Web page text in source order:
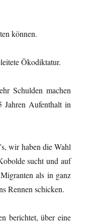
können.
Ökodiktatur.
Schulden machen
Aufenthalt in
wir haben die Wahl
sucht und auf
als in ganz
Rennen schicken.
berichtet, über eine